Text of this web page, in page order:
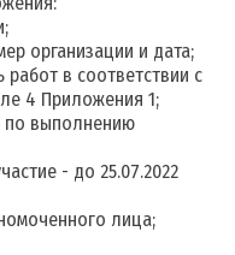
организации и дата;
в соответствии с
4 Приложения 1;
по выполнению
- до 25.07.2022
лица;